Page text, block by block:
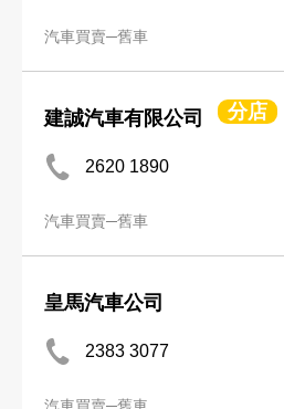
汽車買賣─舊車
建誠汽車有限公司 分店
2620 1890
汽車買賣─舊車
皇馬汽車公司
2383 3077